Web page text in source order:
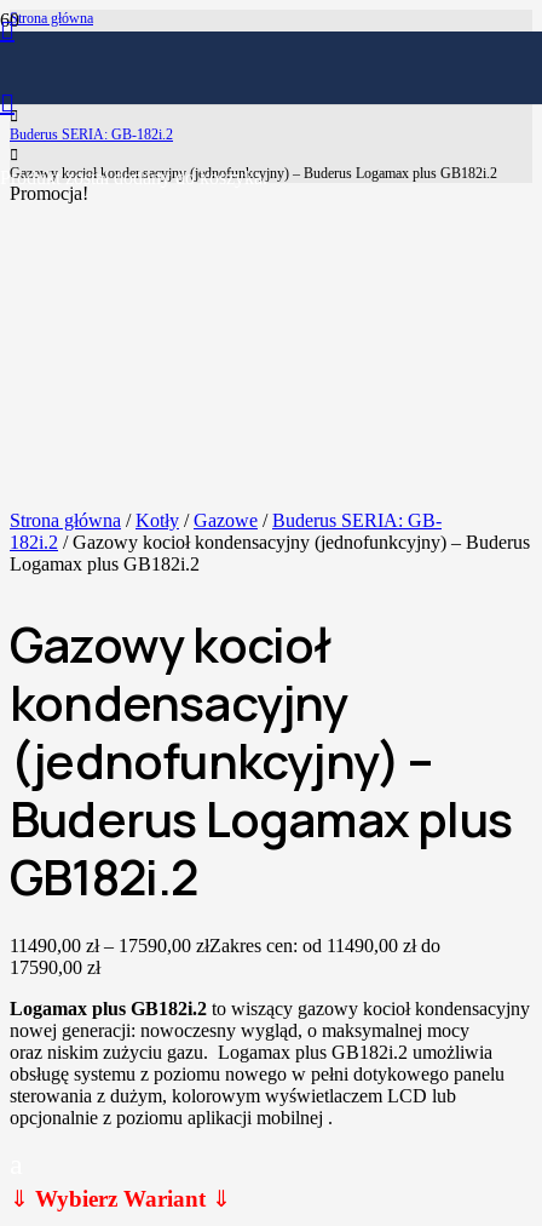
Produktzostał dodany do koszyka.
Strona główna
Gazowe
Buderus SERIA: GB-182i.2
Gazowy kocioł kondensacyjny (jednofunkcyjny) – Buderus Logamax plus GB182i.2
Promocja!
Strona główna /Kotły /Gazowe /Buderus SERIA: GB-
182i.2 / Gazowy kocioł kondensacyjny (jednofunkcyjny) – Buderus
Logamax plus GB182i.2
Gazowy kocioł
kondensacyjny
(jednofunkcyjny) –
Buderus Logamax plus
GB182i.2
11490,00 zł – 17590,00 złZakres cen: od 11490,00 zł do
17590,00 zł
Logamax plus GB182i.2 to wiszący gazowy kocioł kondensacyjny
nowej generacji: nowoczesny wygląd, o maksymalnej mocy
oraz niskim zużyciu gazu. Logamax plus GB182i.2 umożliwia
obsługę systemu z poziomu nowego w pełni dotykowego panelu
sterowania z dużym, kolorowym wyświetlaczem LCD lub
opcjonalnie z poziomu aplikacji mobilnej .
⇓ Wybierz Wariant ⇓